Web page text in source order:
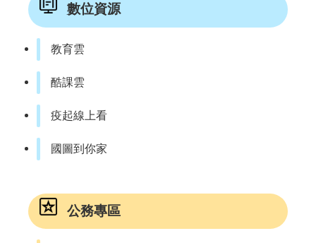
數位資源
教育雲
酷課雲
疫起線上看
國圖到你家
公務專區